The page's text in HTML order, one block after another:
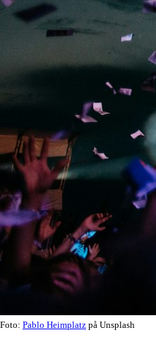
Foto: Pablo Heimplatz på Unsplash